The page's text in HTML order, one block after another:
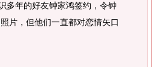
年的好友钟家鸿签约，令钟
片，但他们一直都对恋情矢口